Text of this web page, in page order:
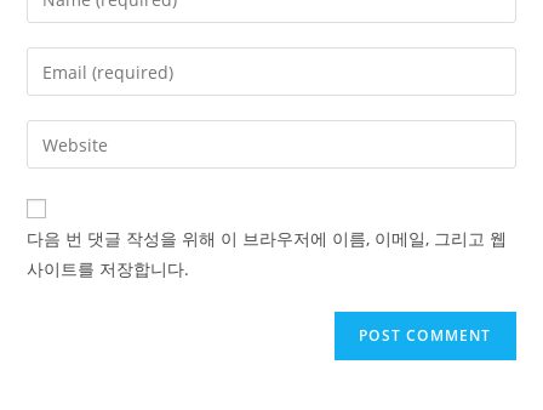
your
name
comment
Enter
your
email
address
comment
Enter
your
website
URL
(optional)
다음 번 댓글 작성을 위해 이 브라우저에 이름, 이메일, 그리고 웹
사이트를 저장합니다.